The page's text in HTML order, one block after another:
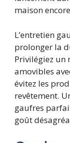
maison
L’entretien
prolonger la
Privilégiez un
amovibles
évitez les
revêtement.
gaufres
goût